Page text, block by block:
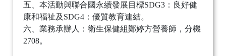
五、本活動與聯合國永續發展目標SDG3：良好健
康和福祉及SDG4：優質教育連結。
六、業務承辦人：衛生保健組鄭婷方營養師，分機
2708。